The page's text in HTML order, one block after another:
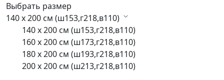
Выбрать размер
140 x 200 см (ш153,г218,в110)
140 x 200 см (ш153,г218,в110)
160 x 200 см (ш173,г218,в110)
180 x 200 см (ш193,г218,в110)
200 x 200 см (ш213,г218,в110)